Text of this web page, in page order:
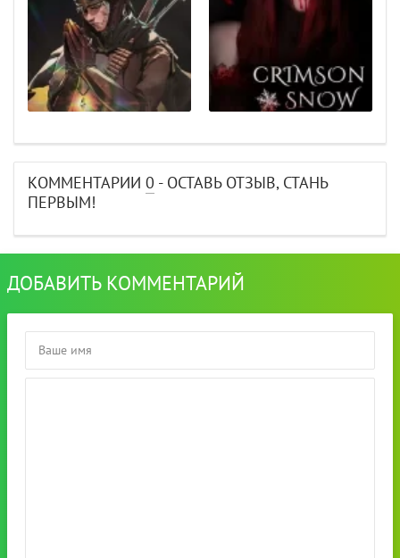
КОММЕНТАРИИ 0 - ОСТАВЬ ОТЗЫВ, СТАНЬ
ПЕРВЫМ!
ДОБАВИТЬ КОММЕНТАРИЙ